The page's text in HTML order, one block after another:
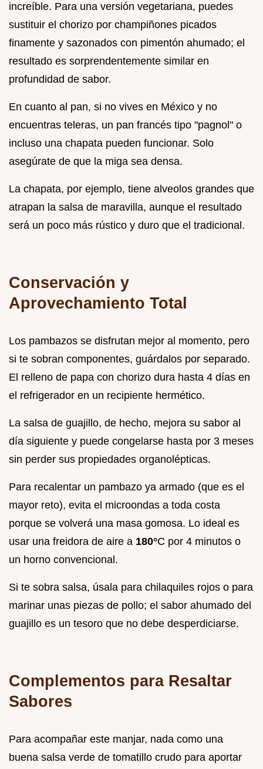
increíble. Para una versión vegetariana, puedes
sustituir el chorizo por champiñones picados
finamente y sazonados con pimentón ahumado; el
resultado es sorprendentemente similar en
profundidad de sabor.
En cuanto al pan, si no vives en México y no
encuentras teleras, un pan francés tipo "pagnol" o
incluso una chapata pueden funcionar. Solo
asegúrate de que la miga sea densa.
La chapata, por ejemplo, tiene alveolos grandes que
atrapan la salsa de maravilla, aunque el resultado
será un poco más rústico y duro que el tradicional.
Conservación y
Aprovechamiento Total
Los pambazos se disfrutan mejor al momento, pero
si te sobran componentes, guárdalos por separado.
El relleno de papa con chorizo dura hasta 4 días en
el refrigerador en un recipiente hermético.
La salsa de guajillo, de hecho, mejora su sabor al
día siguiente y puede congelarse hasta por 3 meses
sin perder sus propiedades organolépticas.
Para recalentar un pambazo ya armado (que es el
mayor reto), evita el microondas a toda costa
porque se volverá una masa gomosa. Lo ideal es
usar una freidora de aire a 180°C por 4 minutos o
un horno convencional.
Si te sobra salsa, úsala para chilaquiles rojos o para
marinar unas piezas de pollo; el sabor ahumado del
guajillo es un tesoro que no debe desperdiciarse.
Complementos para Resaltar
Sabores
Para acompañar este manjar, nada como una
buena salsa verde de tomatillo crudo para aportar